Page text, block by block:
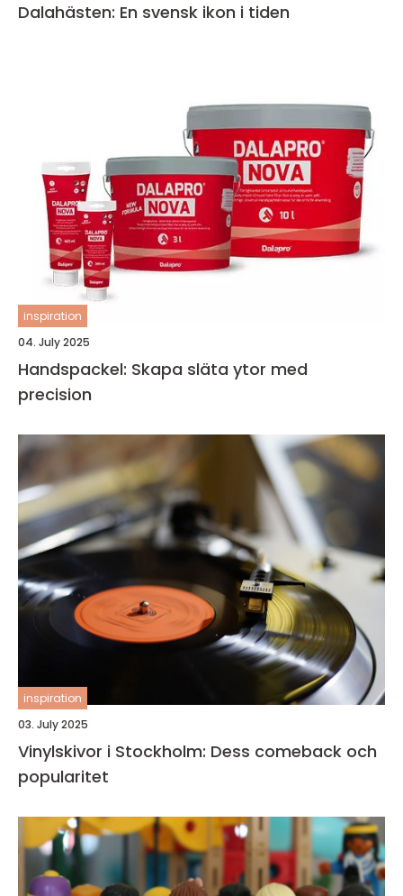
Dalahästen: En svensk ikon i tiden
inspiration
04. July 2025
Handspackel: Skapa släta ytor med
precision
inspiration
03. July 2025
Vinylskivor i Stockholm: Dess comeback och
popularitet